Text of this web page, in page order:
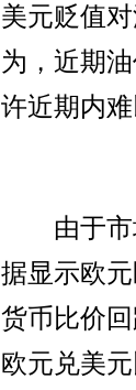
美元贬值
为，近期
许近期内难
由于市场
据显示欧
货币比价
欧元兑美